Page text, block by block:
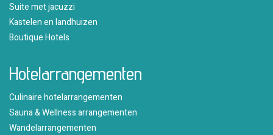
Suite met jacuzzi
Kastelen en landhuizen
Boutique Hotels
Hotelarrangementen
Culinaire hotelarrangementen
Sauna & Wellness arrangementen
Wandelarrangementen